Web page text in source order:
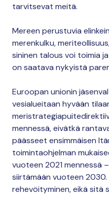
tarvitsevat meitä.
Mereen perustuvia
merenkulku,
sininen talous voi toimia
on saatava nykyistä
Euroopan unionin
vesialueitaan hyvään
mennessä, eivätkä
päässeet ensimmäisen
toimintaohjelman
vuoteen 2021 mennessä
siirtämään vuoteen
rehevöityminen, eikä sitä